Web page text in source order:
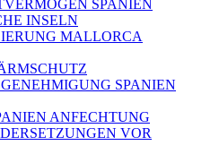
SPANIEN
INSELN
MALLORCA
SPANIEN
ANFECHTUNG
VOR